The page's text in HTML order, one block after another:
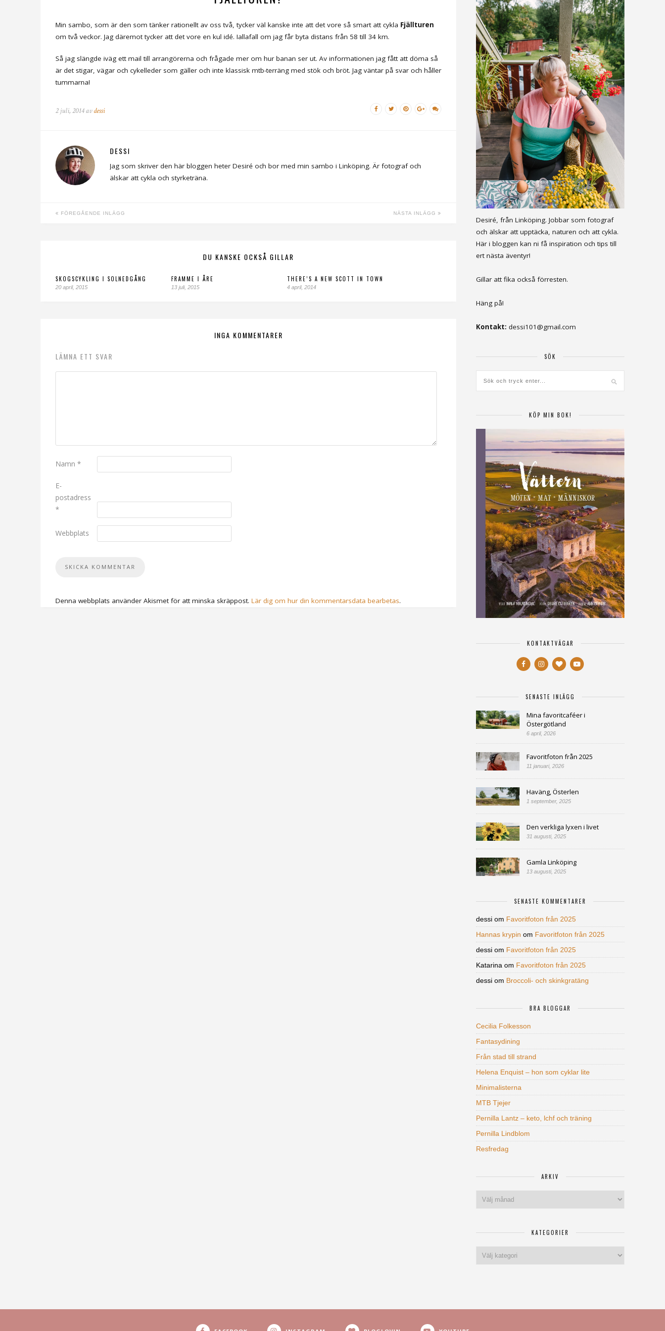
Min sambo, som är den som tänker rationellt av oss två, tycker väl kanske inte att det vore så smart att cykla Fjällturen
om två veckor. Jag däremot tycker att det vore en kul idé. Iallafall om jag får byta distans från 58 till 34 km.
Så jag slängde iväg ett mail till arrangörerna och frågade mer om hur banan ser ut. Av informationen jag fått att döma så
är det stigar, vägar och cykelleder som gäller och inte klassisk mtb-terräng med stök och bröt. Jag väntar på svar och håller
tummarna!
2 juli, 2014 avdessi
DESSI
Jag som skriver den här bloggen heter Desiré och bor med min sambo i Linköping. Är fotograf och
älskar att cykla och styrketräna.
FÖREGÅENDE INLÄGG NÄSTA INLÄGG
DU KANSKE OCKSÅ GILLAR
SKOGSCYKLING I SOLNEDGÅNG
20 april, 2015
FRAMME I ÅRE
13 juli, 2015
THERE’S A NEW SCOTT IN TOWN
4 april, 2014
INGA KOMMENTARER
LÄMNA ETT SVAR
Namn *
E-
postadress
*
Webbplats
Denna webbplats använder Akismet för att minska skräppost. Lär dig om hur din kommentarsdata bearbetas.
Desiré, från Linköping. Jobbar som fotograf
och älskar att upptäcka, naturen och att cykla.
Här i bloggen kan ni få inspiration och tips till
ert nästa äventyr!
Gillar att fika också förresten.
Häng på!
Kontakt: dessi101@gmail.com
SÖK
KÖP MIN BOK!
KONTAKTVÄGAR
SENASTE INLÄGG
Mina favoritcaféer i
Östergötland
6 april, 2026
Favoritfoton från 2025
11 januari, 2026
Haväng, Österlen
1 september, 2025
Den verkliga lyxen i livet
31 augusti, 2025
Gamla Linköping
13 augusti, 2025
SENASTE KOMMENTARER
dessi om Favoritfoton från 2025
Hannas krypin om Favoritfoton från 2025
dessi om Favoritfoton från 2025
Katarina om Favoritfoton från 2025
dessi om Broccoli- och skinkgratäng
BRA BLOGGAR
Cecilia Folkesson
Fantasydining
Från stad till strand
Helena Enquist – hon som cyklar lite
Minimalisterna
MTB Tjejer
Pernilla Lantz – keto, lchf och träning
Pernilla Lindblom
Resfredag
ARKIV
KATEGORIER